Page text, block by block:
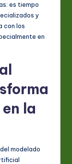
es tiempo
y
con los
en
la
modelado